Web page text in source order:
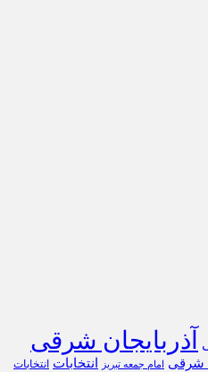
آذربایجان شرقی
شرقی امام جمعه تبریز انتخابات انتخابات